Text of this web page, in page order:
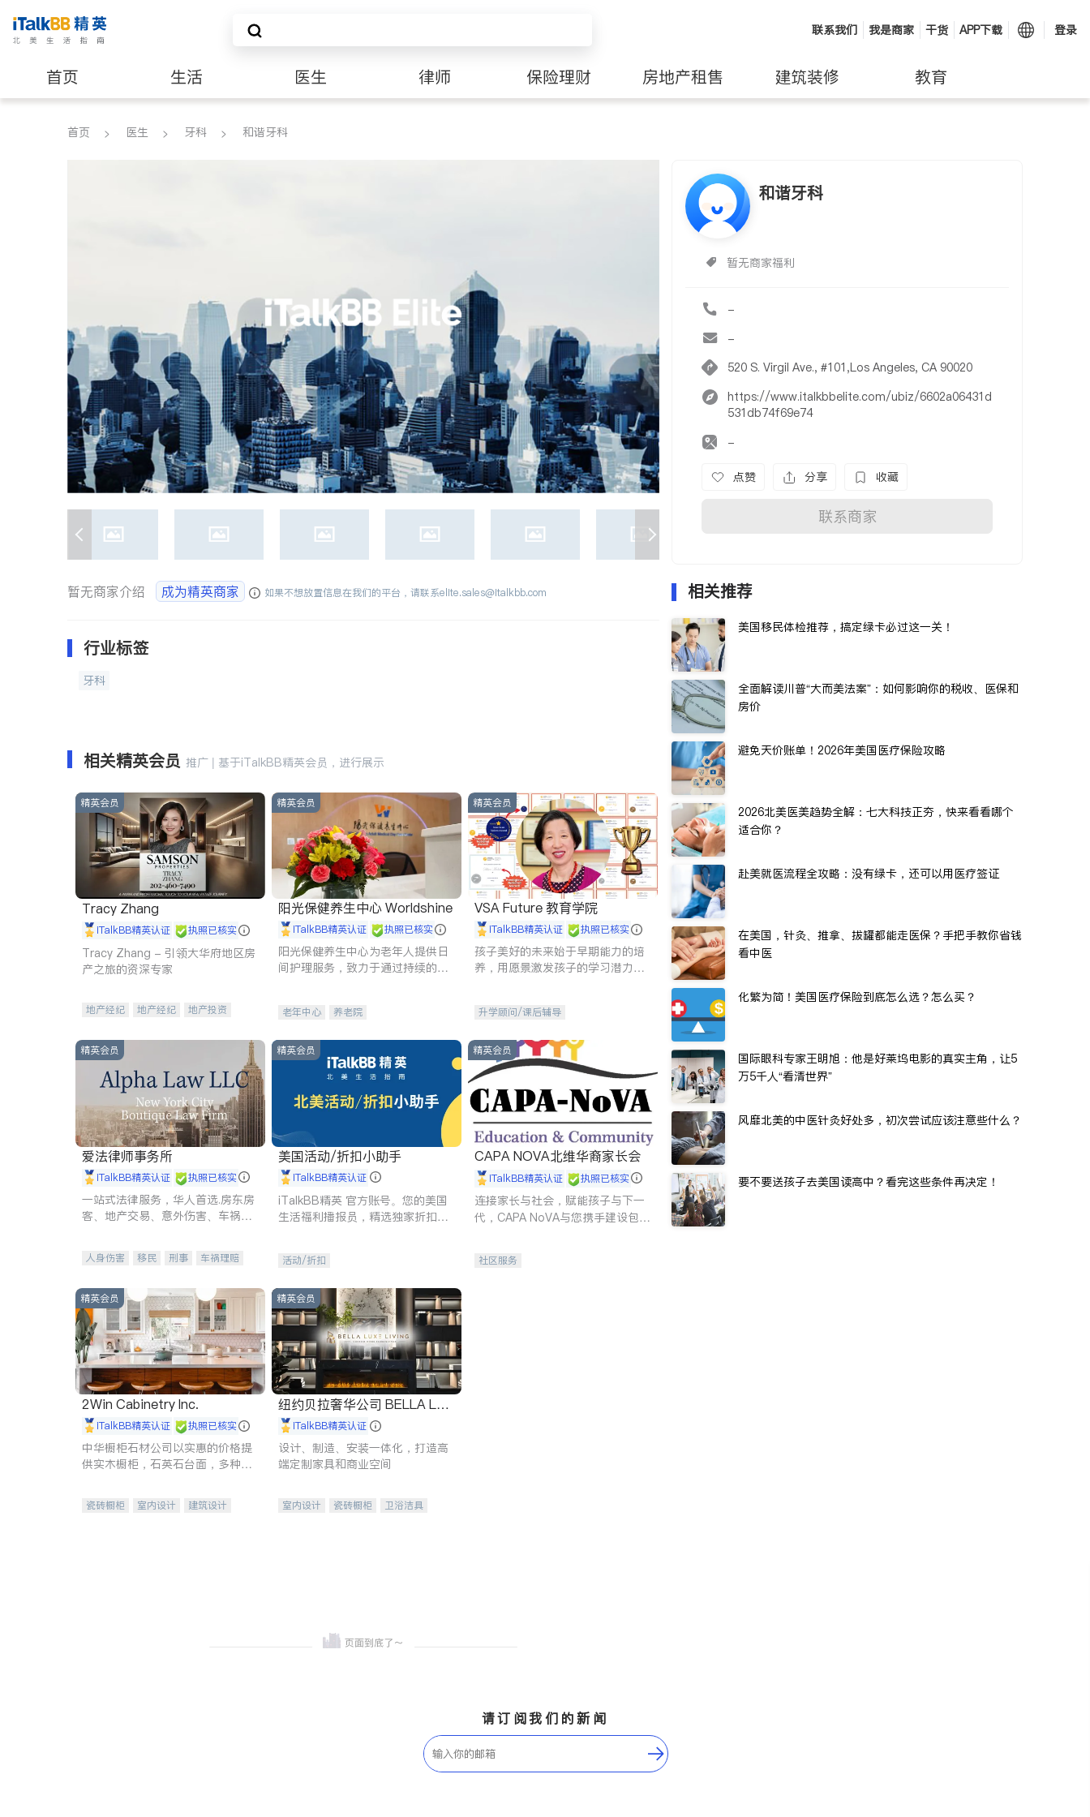
联系我们 我是商家 干货 APP下载 登录
首页 生活 医生 律师 保险理财 房地产租售 建筑装修 教育
养老 非盈利组织
首页 医生 牙科 和谐牙科
和谐牙科
暂无商家福利
-
-
520 S. Virgil Ave., #101,Los Angeles, CA 90020
https://www.italkbbelite.com/ubiz/6602a06431d
531db74f69e74
-
点赞 分享 收藏
联系商家
暂无商家介绍 成为精英商家 如果不想放置信息在我们的平台，请联系elite.sales@italkbb.com
行业标签
牙科
相关精英会员 推广 | 基于iTalkBB精英会员，进行展示
精英会员
Tracy Zhang
iTalkBB精英认证 执照已核实
Tracy Zhang - 引领大华府地区房
产之旅的资深专家
地产经纪 地产经纪
地产投资
精英会员
阳光保健养生中心 Worldshine
iTalkBB精英认证 执照已核实
阳光保健养生中心为老年人提供日
间护理服务，致力于通过持续的护
老年中心 养老院
精英会员
VSA Future 教育学院
iTalkBB精英认证 执照已核实
孩子美好的未来始于早期能力的培
养，用愿景激发孩子的学习潜力和
升学顾问/课后辅导
精英会员
爱法律师事务所
iTalkBB精英认证 执照已核实
一站式法律服务，华人首选.房东房
客、地产交易、意外伤害、车祸重
人身伤害 移民 刑事
车祸理赔
商标注册
索赔 律师-其它 保释
精英会员
美国活动/折扣小助手
iTalkBB精英认证
iTalkBB精英 官方账号。您的美国
生活福利播报员，精选独家折扣、
活动/折扣
精英会员
CAPA NOVA北维华裔家长会
iTalkBB精英认证 执照已核实
连接家长与社会，赋能孩子与下一
代，CAPA NoVA与您携手建设包
社区服务
精英会员
2Win Cabinetry Inc.
iTalkBB精英认证 执照已核实
中华橱柜石材公司以实惠的价格提
供实木橱柜，石英石台面，多种优
机。品质厨房，家的选择。
瓷砖橱柜 室内设计
建筑设计
精英会员
纽约贝拉奢华公司 BELLA LUX
E iTalkBB精英认证
设计、制造、安装一体化，打造高
端定制家具和商业空间
室内设计 瓷砖橱柜
卫浴洁具
相关推荐
美国移民体检推荐，搞定绿卡必过这一关！
全面解读川普“大而美法案”：如何影响你的税收、医保和
房价
避免天价账单！2026年美国医疗保险攻略
2026北美医美趋势全解：七大科技正夯，快来看看哪个
适合你？
赴美就医流程全攻略：没有绿卡，还可以用医疗签证
在美国，针灸、推拿、拔罐都能走医保？手把手教你省钱
看中医
化繁为简！美国医疗保险到底怎么选？怎么买？
国际眼科专家王明旭：他是好莱坞电影的真实主角，让5
万5千人“看清世界”
风靡北美的中医针灸好处多，初次尝试应该注意些什么？
要不要送孩子去美国读高中？看完这些条件再决定！
请订阅我们的新闻